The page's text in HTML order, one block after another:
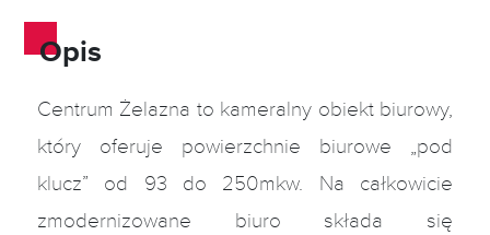
Opis
Centrum Żelazna to kameralny obiekt biurowy,
który oferuje powierzchnie biurowe „pod
klucz” od 93 do 250mkw. Na całkowicie
zmodernizowane biuro składa się